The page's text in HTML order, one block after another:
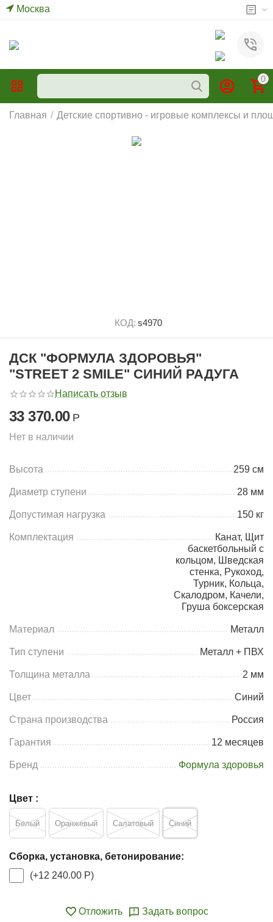
Москва
0
Главная / Детские спортивно - игровые комплексы и
КОД: s4970
ДСК "ФОРМУЛА ЗДОРОВЬЯ"
"STREET 2 SMILE" СИНИЙ РАДУГА
Написать отзыв
33 370.00 Р
Нет в наличии
Высота 259 см
Диаметр ступени 28 мм
Допустимая нагрузка 150 кг
Комплектация
Канат, Щит
баскетбольный с
кольцом, Шведская
стенка, Рукоход,
Турник, Кольца,
Скалодром, Качели,
Груша боксерская
Материал Металл
Тип ступени Металл + ПВХ
Толщина металла 2 мм
Цвет Синий
Страна производства Россия
Гарантия 12 месяцев
Бренд Формула здоровья
Цвет :
Белый Оранжевый Салатовый Синий
Сборка, установка, бетонирование:
(+12 240.00 Р)
Отложить Задать вопрос